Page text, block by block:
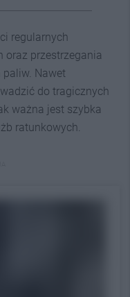
regularnych
oraz przestrzegania
Nawet
do tragicznych
ważna jest szybka
ratunkowych.